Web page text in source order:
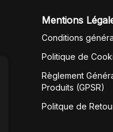
Mentions
Conditions
Politique de
Règlement
Produits (GPSR)
Politque de